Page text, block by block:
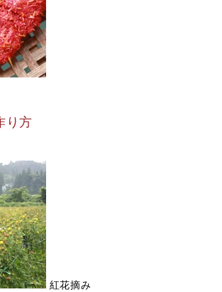
り方
紅花摘み